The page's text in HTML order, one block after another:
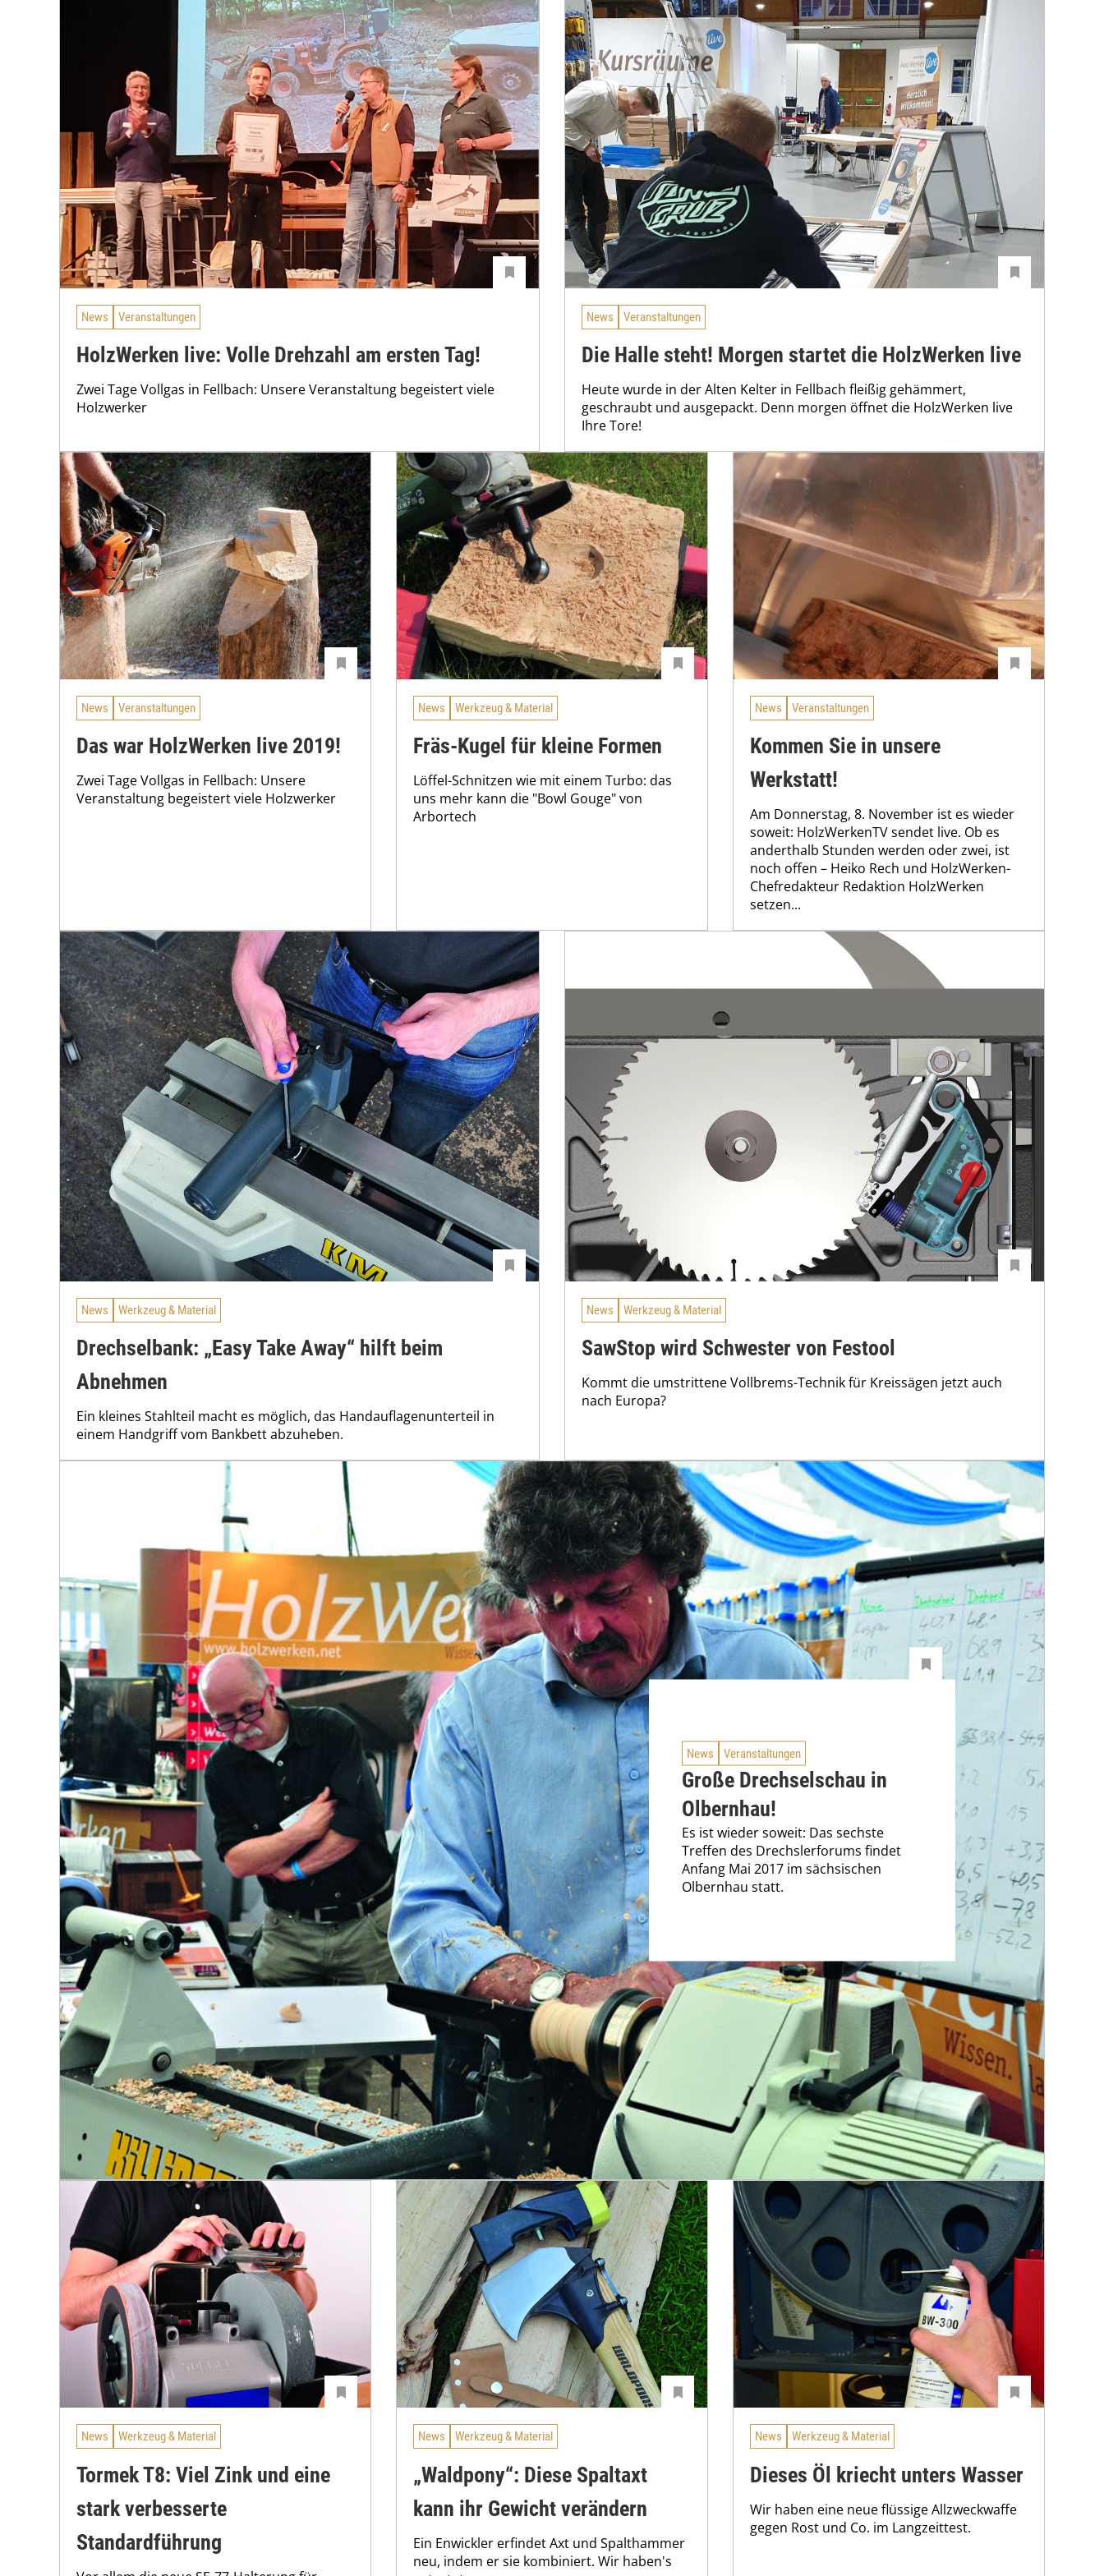
News Veranstaltungen
HolzWerken live: Volle Drehzahl am ersten Tag!
Zwei Tage Vollgas in Fellbach: Unsere Veranstaltung begeistert viele
Holzwerker
News Veranstaltungen
Die Halle steht! Morgen startet die HolzWerken live
Heute wurde in der Alten Kelter in Fellbach fleißig gehämmert,
geschraubt und ausgepackt. Denn morgen öffnet die HolzWerken live
Ihre Tore!
News Veranstaltungen
Das war HolzWerken live 2019!
Zwei Tage Vollgas in Fellbach: Unsere
Veranstaltung begeistert viele Holzwerker
News Werkzeug & Material
Fräs-Kugel für kleine Formen
Löffel-Schnitzen wie mit einem Turbo: das
uns mehr kann die "Bowl Gouge" von
Arbortech
News Veranstaltungen
Kommen Sie in unsere
Werkstatt!
Am Donnerstag, 8. November ist es wieder
soweit: HolzWerkenTV sendet live. Ob es
anderthalb Stunden werden oder zwei, ist
noch offen – Heiko Rech und HolzWerken-
Chefredakteur Redaktion HolzWerken
setzen...
News Werkzeug & Material
Drechselbank: „Easy Take Away“ hilft beim
Abnehmen
Ein kleines Stahlteil macht es möglich, das Handauflagenunterteil in
einem Handgriff vom Bankbett abzuheben.
News Werkzeug & Material
SawStop wird Schwester von Festool
Kommt die umstrittene Vollbrems-Technik für Kreissägen jetzt auch
nach Europa?
News Veranstaltungen
Große Drechselschau in
Olbernhau!
Es ist wieder soweit: Das sechste
Treffen des Drechslerforums findet
Anfang Mai 2017 im sächsischen
Olbernhau statt.
News Werkzeug & Material
Tormek T8: Viel Zink und eine
stark verbesserte
Standardführung
News Werkzeug & Material
„Waldpony“: Diese Spaltaxt
kann ihr Gewicht verändern
Ein Enwickler erfindet Axt und Spalthammer
neu, indem er sie kombiniert. Wir haben's
News Werkzeug & Material
Dieses Öl kriecht unters Wasser
Wir haben eine neue flüssige Allzweckwaffe
gegen Rost und Co. im Langzeittest.